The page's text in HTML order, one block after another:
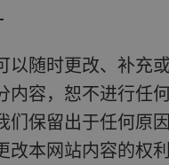
内容，恕不进行任
们保留出于任何原
改本网站内容的权